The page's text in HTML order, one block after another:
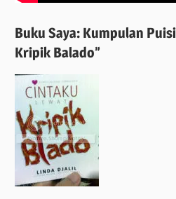
Buku Saya: Kumpulan
Kripik Balado”